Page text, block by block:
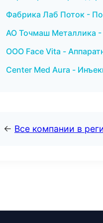
Фабрика Лаб Поток -
АО Точмаш Металлика -
ООО Face Vita -
Center Med Aura -
← Все компании в